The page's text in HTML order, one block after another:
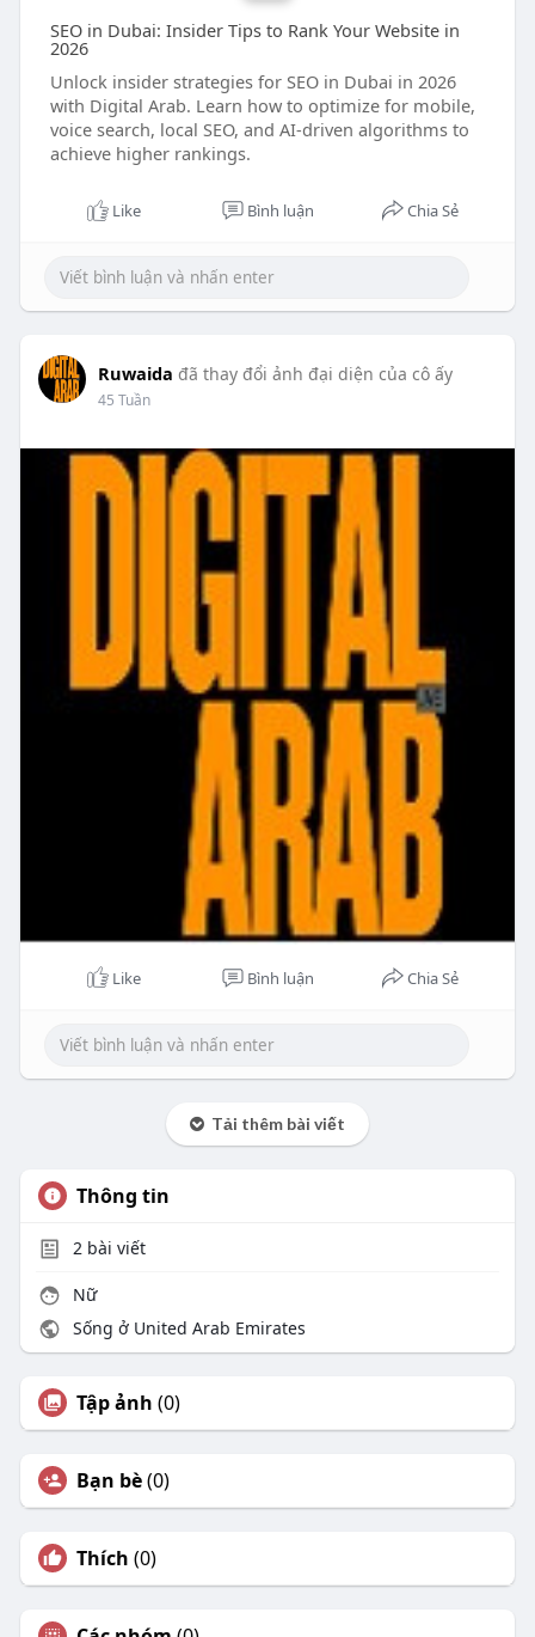
SEO in Dubai: Insider Tips to Rank Your Website in
2026
Unlock insider strategies for SEO in Dubai in 2026
with Digital Arab. Learn how to optimize for mobile,
voice search, local SEO, and AI-driven algorithms to
achieve higher rankings.
Like Bình luận Chia Sẻ
Ruwaida đã thay đổi ảnh đại diện của cô ấy
45 Tuần
Like Bình luận Chia Sẻ
Tải thêm bài viết
Thông tin
2bài viết
Nữ
Sống ở United Arab Emirates
Tập ảnh (0)
Bạn bè(0)
Thích (0)